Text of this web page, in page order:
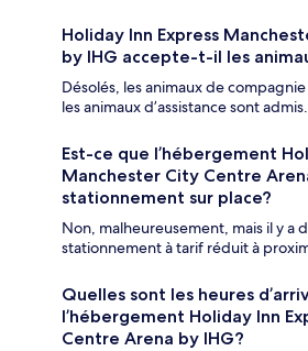
Holiday Inn Express
by IHG accepte-t-il les
Désolés, les animaux de
les animaux d’assistance sont admis.
Est-ce que l’hébergement
Manchester City Centre
stationnement sur place?
Non, malheureusement, mais il y a
stationnement à tarif réduit à
Quelles sont les heures
l’hébergement Holiday Inn
Centre Arena by IHG?